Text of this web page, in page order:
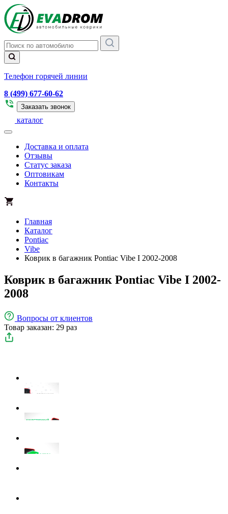
Телефон горячей линии
8 (499) 677-60-62
Заказать звонок
каталог
Доставка и оплата
Отзывы
Статус заказа
Оптовикам
Контакты
Главная
Каталог
Pontiac
Vibe
Коврик в багажник Pontiac Vibe I 2002-2008
Коврик в багажник Pontiac Vibe I 2002-
2008
Вопросы от клиентов
Товар заказан: 29 раз